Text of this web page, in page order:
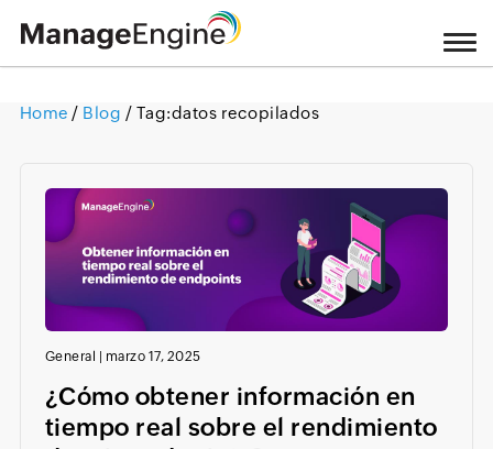
Home / Blog / Tag:datos recopilados
General marzo 17, 2025
¿Cómo obtener información en
tiempo real sobre el rendimiento